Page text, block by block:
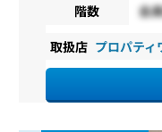
階数
会
取扱店 プロパティ